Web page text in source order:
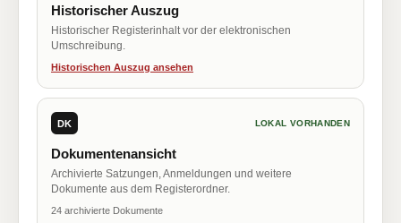
Historischer Auszug
Historischer Registerinhalt vor der elektronischen
Umschreibung.
Historischen Auszug ansehen
DK LOKAL VORHANDEN
Dokumentenansicht
Archivierte Satzungen, Anmeldungen und weitere
Dokumente aus dem Registerordner.
24 archivierte Dokumente